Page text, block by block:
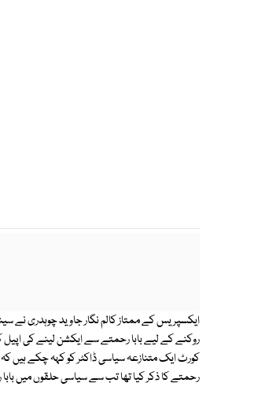
ایکسپریس کے ممتاز کالم نگار جاوید چوہدری نے
روکنے کے لیے بابا رحمتے سے ایکشن لینے کی
کورٹ ایک متنازعہ سیاسی ڈاکٹر کو کہہ چکے ہیں
رحمتے کا ذکر کیا تھا تب سے سیاسی حلقوں میں